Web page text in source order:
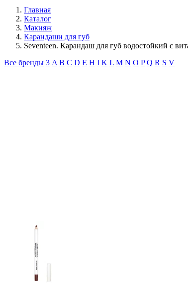
Главная
Каталог
Макияж
Карандаши для губ
Seventeen. Карандаш для губ водостойкий с
Все бренды 3 A B C D E H I K L M N O P Q R S V